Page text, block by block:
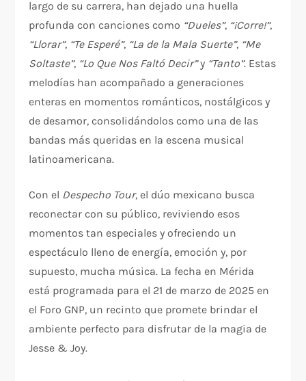
largo de su carrera, han dejado una huella
profunda con canciones como “Dueles”, “¡Corre!”,
“Llorar”, “Te Esperé”, “La de la Mala Suerte”, “Me
Soltaste”, “Lo Que Nos Faltó Decir”y “Tanto”. Estas
melodías han acompañado a generaciones
enteras en momentos románticos, nostálgicos y
de desamor, consolidándolos como una de las
bandas más queridas en la escena musical
latinoamericana.
Con el Despecho Tour, el dúo mexicano busca
reconectar con su público, reviviendo esos
momentos tan especiales y ofreciendo un
espectáculo lleno de energía, emoción y, por
supuesto, mucha música. La fecha en Mérida
está programada para el 21 de marzo de 2025 en
el Foro GNP, un recinto que promete brindar el
ambiente perfecto para disfrutar de la magia de
Jesse & Joy.